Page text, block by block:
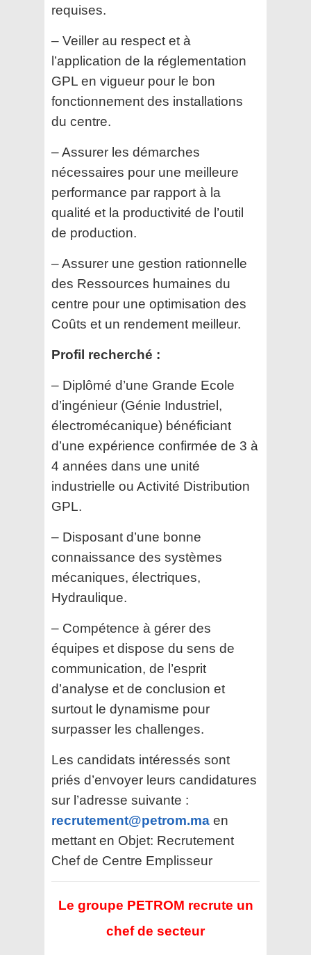
requises.
– Veiller au respect et à
l’application de la réglementation
GPL en vigueur pour le bon
fonctionnement des installations
du centre.
– Assurer les démarches
nécessaires pour une meilleure
performance par rapport à la
qualité et la productivité de l’outil
de production.
– Assurer une gestion rationnelle
des Ressources humaines du
centre pour une optimisation des
Coûts et un rendement meilleur.
Profil recherché :
– Diplômé d’une Grande Ecole
d’ingénieur (Génie Industriel,
électromécanique) bénéficiant
d’une expérience confirmée de 3 à
4 années dans une unité
industrielle ou Activité Distribution
GPL.
– Disposant d’une bonne
connaissance des systèmes
mécaniques, électriques,
Hydraulique.
– Compétence à gérer des
équipes et dispose du sens de
communication, de l’esprit
d’analyse et de conclusion et
surtout le dynamisme pour
surpasser les challenges.
Les candidats intéressés sont
priés d’envoyer leurs candidatures
sur l’adresse suivante :
recrutement@petrom.ma en
mettant en Objet: Recrutement
Chef de Centre Emplisseur
Le groupe PETROM recrute un
chef de secteur